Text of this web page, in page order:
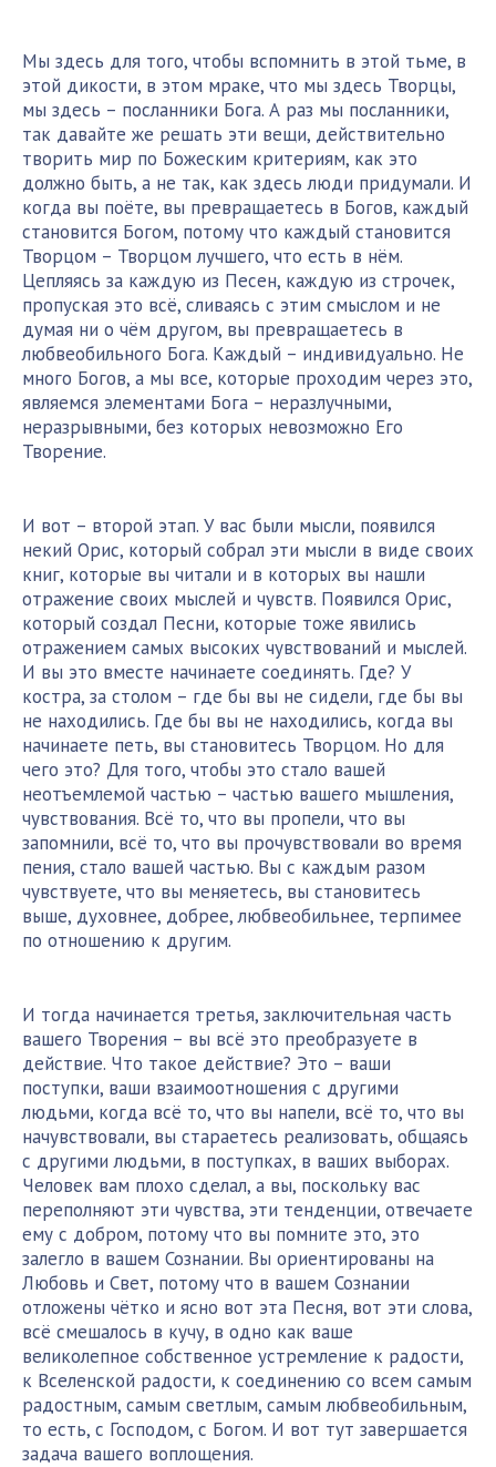
Мы здесь для того, чтобы вспомнить в этой тьме, в
этой дикости, в этом мраке, что мы здесь Творцы,
мы здесь – посланники Бога. А раз мы посланники,
так давайте же решать эти вещи, действительно
творить мир по Божеским критериям, как это
должно быть, а не так, как здесь люди придумали. И
когда вы поёте, вы превращаетесь в Богов, каждый
становится Богом, потому что каждый становится
Творцом – Творцом лучшего, что есть в нём.
Цепляясь за каждую из Песен, каждую из строчек,
пропуская это всё, сливаясь с этим смыслом и не
думая ни о чём другом, вы превращаетесь в
любвеобильного Бога. Каждый – индивидуально. Не
много Богов, а мы все, которые проходим через это,
являемся элементами Бога – неразлучными,
неразрывными, без которых невозможно Его
Творение.
И вот – второй этап. У вас были мысли, появился
некий Орис, который собрал эти мысли в виде своих
книг, которые вы читали и в которых вы нашли
отражение своих мыслей и чувств. Появился Орис,
который создал Песни, которые тоже явились
отражением самых высоких чувствований и мыслей.
И вы это вместе начинаете соединять. Где? У
костра, за столом – где бы вы не сидели, где бы вы
не находились. Где бы вы не находились, когда вы
начинаете петь, вы становитесь Творцом. Но для
чего это? Для того, чтобы это стало вашей
неотъемлемой частью – частью вашего мышления,
чувствования. Всё то, что вы пропели, что вы
запомнили, всё то, что вы прочувствовали во время
пения, стало вашей частью. Вы с каждым разом
чувствуете, что вы меняетесь, вы становитесь
выше, духовнее, добрее, любвеобильнее, терпимее
по отношению к другим.
И тогда начинается третья, заключительная часть
вашего Творения – вы всё это преобразуете в
действие. Что такое действие? Это – ваши
поступки, ваши взаимоотношения с другими
людьми, когда всё то, что вы напели, всё то, что вы
начувствовали, вы стараетесь реализовать, общаясь
с другими людьми, в поступках, в ваших выборах.
Человек вам плохо сделал, а вы, поскольку вас
переполняют эти чувства, эти тенденции, отвечаете
ему с добром, потому что вы помните это, это
залегло в вашем Сознании. Вы ориентированы на
Любовь и Свет, потому что в вашем Сознании
отложены чётко и ясно вот эта Песня, вот эти слова,
всё смешалось в кучу, в одно как ваше
великолепное собственное устремление к радости,
к Вселенской радости, к соединению со всем самым
радостным, самым светлым, самым любвеобильным,
то есть, с Господом, с Богом. И вот тут завершается
задача вашего воплощения.